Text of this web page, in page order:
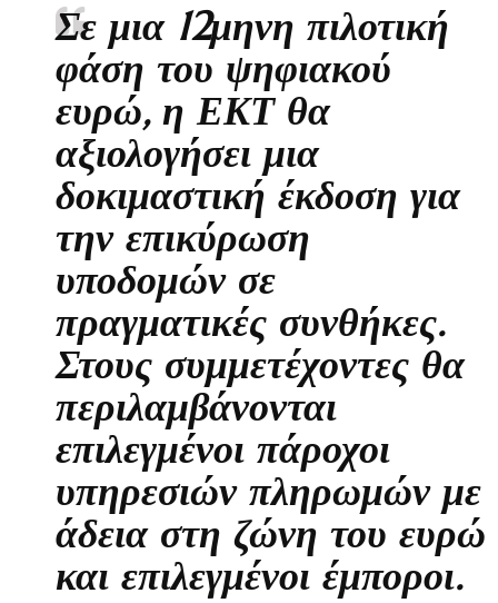
Σε μια 12μηνη πιλοτική
φάση του ψηφιακού
ευρώ, η ΕΚΤ θα
αξιολογήσει μια
δοκιμαστική έκδοση για
την επικύρωση
υποδομών σε
πραγματικές συνθήκες.
Στους συμμετέχοντες θα
περιλαμβάνονται
επιλεγμένοι πάροχοι
υπηρεσιών πληρωμών με
άδεια στη ζώνη του ευρώ
και επιλεγμένοι έμποροι.